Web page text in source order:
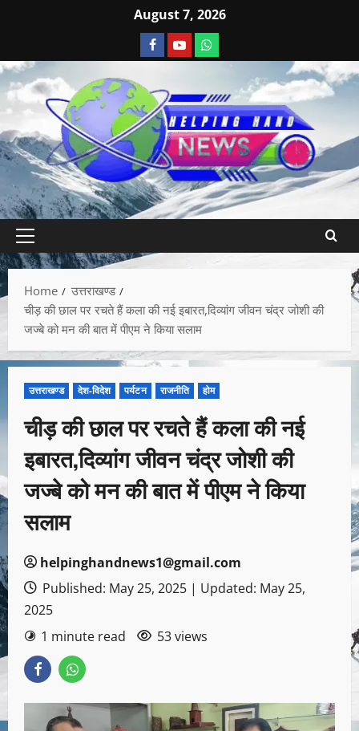
August 7, 2026
Home
उत्तराखण्ड
चीड़ की छाल पर रचते हैं कला की नई इबारत,दिव्यांग जीवन चंद्र जोशी की
जज्बे को मन की बात में पीएम ने किया सलाम
उत्तराखण्ड देश-विदेश पर्यटन राजनीति होम
चीड़ की छाल पर रचते हैं कला की नई
इबारत,दिव्यांग जीवन चंद्र जोशी की
जज्बे को मन की बात में पीएम ने किया
सलाम
helpinghandnews1@gmail.com
Published: May 25, 2025 | Updated: May 25,
2025
1 minute read
53 views